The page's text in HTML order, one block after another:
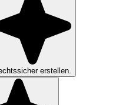
erstellen.